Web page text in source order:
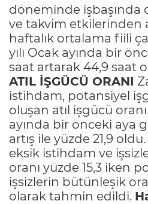
döneminde işbaşında
ve takvim etkilerinden
haftalık ortalama fiili
yılı Ocak ayında bir
saat artarak 44,9 saat
ATIL İŞGÜCÜ ORANI
istihdam, potansiyel
oluşan atıl işgücü oranı
ayında bir önceki aya
artış ile yüzde 21,9
eksik istihdam ve
oranı yüzde 15,3 iken
işsizlerin bütünleşik
olarak tahmin edildi.